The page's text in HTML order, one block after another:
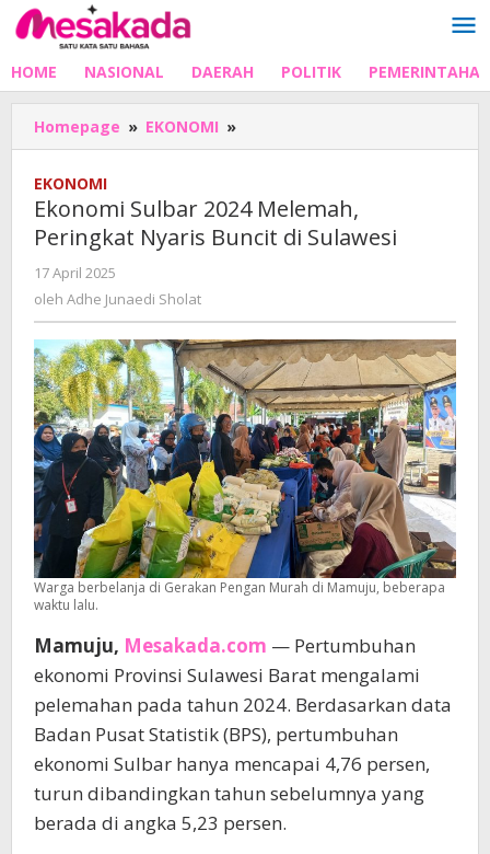
Lewati
ke
HOME NASIONAL DAERAH POLITIK
Homepage » EKONOMI »
Sulbar
Peringkat
Nyaris
EKONOMI
Ekonomi Sulbar 2024 Melemah,
Peringkat Nyaris Buncit di Sulawesi
17 April 2025
Adhe
oleh Adhe Junaedi Sholat
Warga berbelanja di Gerakan Pengan Murah di Mamuju, beberapa
waktu lalu.
Mamuju, Mesakada.com — Pertumbuhan
ekonomi Provinsi Sulawesi Barat mengalami
pelemahan pada tahun 2024. Berdasarkan data
Badan Pusat Statistik (BPS), pertumbuhan
ekonomi Sulbar hanya mencapai 4,76 persen,
turun dibandingkan tahun sebelumnya yang
berada di angka 5,23 persen.